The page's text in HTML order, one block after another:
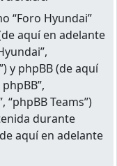
“Foro Hyundai”
aquí en adelante
y phpBB (de aquí
“phpBB Teams”)
durante
aquí en adelante